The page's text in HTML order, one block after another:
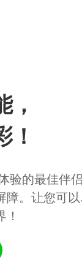
验的最佳伴
障。让您可